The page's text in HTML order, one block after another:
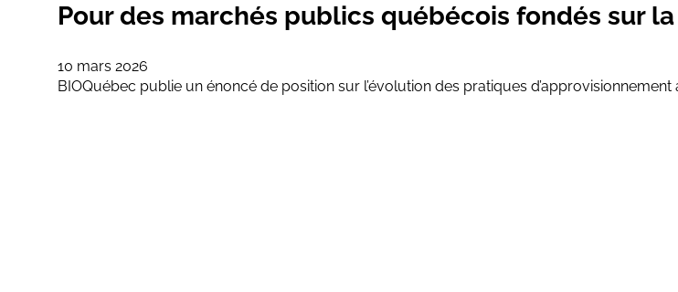
Pour des marchés publics québécois fondés sur
10 mars 2026
BIOQuébec publie un énoncé de position sur l’évolution des pratiques d’approvisionnement